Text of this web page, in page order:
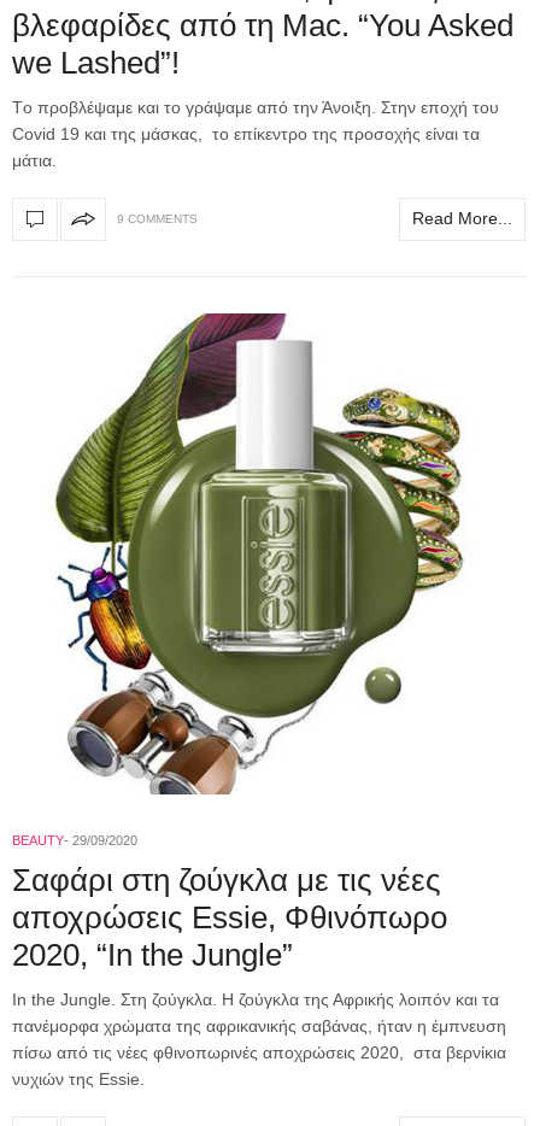
βλεφαρίδες από τη Mac. “You Asked
we Lashed”!
Tο προβλέψαμε και το γράψαμε από την Άνοιξη. Στην εποχή του
Covid 19 και της μάσκας, το επίκεντρο της προσοχής είναι τα
μάτια.
9 COMMENTS Read More...
BEAUTY 29/09/2020
Σαφάρι στη ζούγκλα με τις νέες
αποχρώσεις Essie, Φθινόπωρο
2020, “In the Jungle”
In the Jungle. Στη ζούγκλα. Η ζούγκλα της Αφρικής λοιπόν και τα
πανέμορφα χρώματα της αφρικανικής σαβάνας, ήταν η έμπνευση
πίσω από τις νέες φθινοπωρινές αποχρώσεις 2020, στα βερνίκια
νυχιών της Essie.